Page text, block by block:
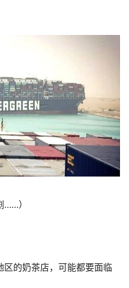
……）
的奶茶店，可能都要面临